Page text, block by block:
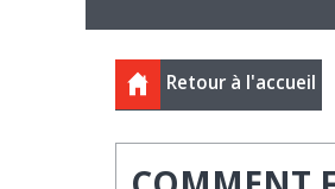
Retour à l'accueil